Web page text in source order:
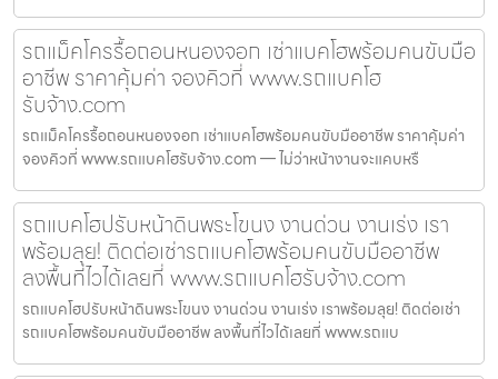
รถแม็คโครรื้อถอนหนองจอก เช่าแบคโฮพร้อมคนขับมือ
อาชีพ ราคาคุ้มค่า จองคิวที่ www.รถแบคโฮ
รับจ้าง.com
รถแม็คโครรื้อถอนหนองจอก เช่าแบคโฮพร้อมคนขับมืออาชีพ ราคาคุ้มค่า
จองคิวที่ www.รถแบคโฮรับจ้าง.com — ไม่ว่าหน้างานจะแคบหรื
รถแบคโฮปรับหน้าดินพระโขนง งานด่วน งานเร่ง เรา
พร้อมลุย! ติดต่อเช่ารถแบคโฮพร้อมคนขับมืออาชีพ
ลงพื้นที่ไวได้เลยที่ www.รถแบคโฮรับจ้าง.com
รถแบคโฮปรับหน้าดินพระโขนง งานด่วน งานเร่ง เราพร้อมลุย! ติดต่อเช่า
รถแบคโฮพร้อมคนขับมืออาชีพ ลงพื้นที่ไวได้เลยที่ www.รถแบ